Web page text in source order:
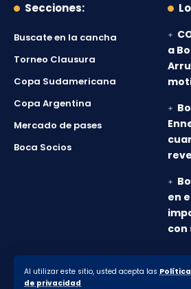
Al utilizar este sitio, usted acepta las
de privacidad
Secciones:
Buscate en la cancha
Torneo Clausura
Copa Sudamericana
Copa Argentina
Mercado de pases
Boca Socios
a
en
con
© 2010-2026 Lanumero12.com.ar -